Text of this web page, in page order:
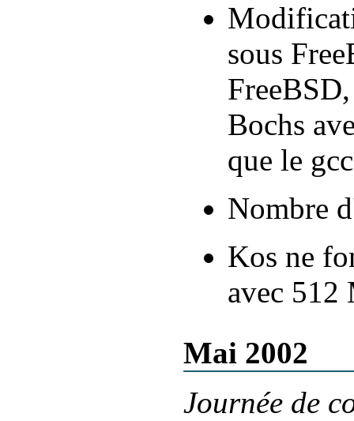
sous
Bochs
que le
Nombre
Kos ne
avec 512
Mai 2002
Journée de